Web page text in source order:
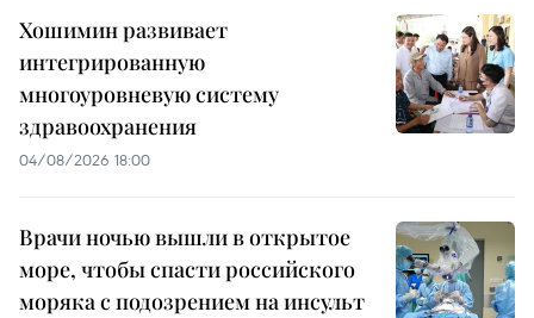
Хошимин развивает
интегрированную
многоуровневую систему
здравоохранения
04/08/2026 18:00
Врачи ночью вышли в открытое
море, чтобы спасти российского
моряка с подозрением на инсульт